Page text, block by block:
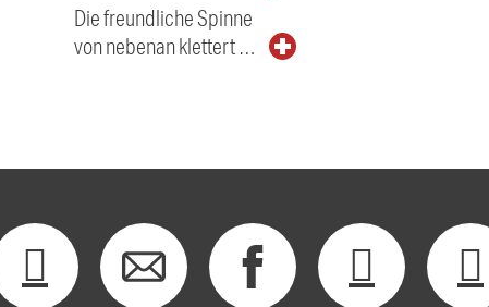
Die freundliche Spinne
von nebenan klettert …